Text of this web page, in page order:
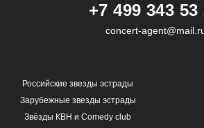
+7 499 343 53
concert-
Российские звезды эстрады
Зарубежные звезды эстрады
Звёзды КВН и Comedy club